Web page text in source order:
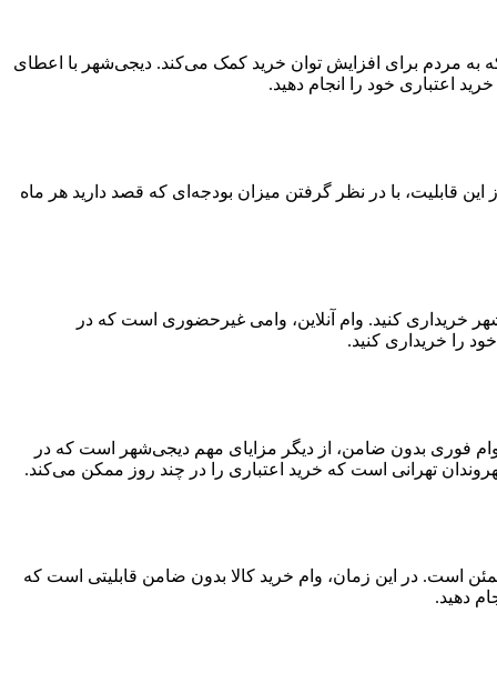
قسطی ۳۰۰ میلیون تومانی خدمتی از دیجی‌شهر است که به مردم برای افزایش توان خرید کمک می‌کند. دیجی‌شهر با اعطای
از این قابلیت، با در نظر گرفتن میزان بودجه‌ای که قصد دارید هر ماه
خریداری کنید. وام آنلاین، وامی غیرحضوری است که در
را خریداری کنید.
وام فوری بدون ضامن، از دیگر مزایای مهم دیجی‌شهر است که در
تهرانی است که خرید اعتباری را در چند روز ممکن می‌کند.
است. در این زمان، وام خرید کالا بدون ضامن قابلیتی است که
دهید.